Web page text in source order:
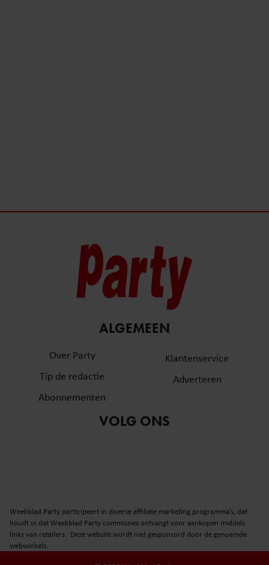
ALGEMEEN
Over Party
Tip de redactie
Abonnementen
Klantenservice
Adverteren
VOLG ONS
Weekblad Party participeert in diverse affiliate marketing programma’s, dat
houdt in dat Weekblad Party commissies ontvangt voor aankopen middels
links van retailers. Deze website wordt niet gesponsord door de genoemde
webwinkels.